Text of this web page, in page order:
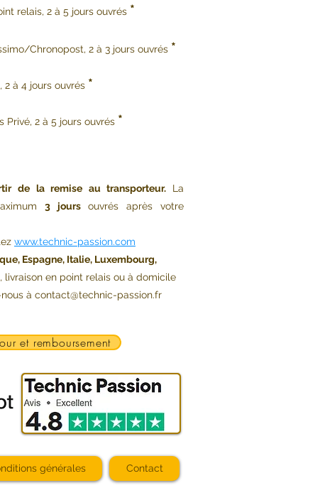
relais, 2 à 5 jours ouvrés *
Chronopost, 2 à 3 jours ouvrés *
2 à 4 jours ouvrés *
Privé, 2 à 5 jours ouvrés *
de la remise au transporteur. La
3 joursouvrés après votre
www.technic-passion.com
Espagne, Italie, Luxembourg,
livraison en point relais ou à domicile
à contact@technic-passion.fr
et remboursement
générales Contact